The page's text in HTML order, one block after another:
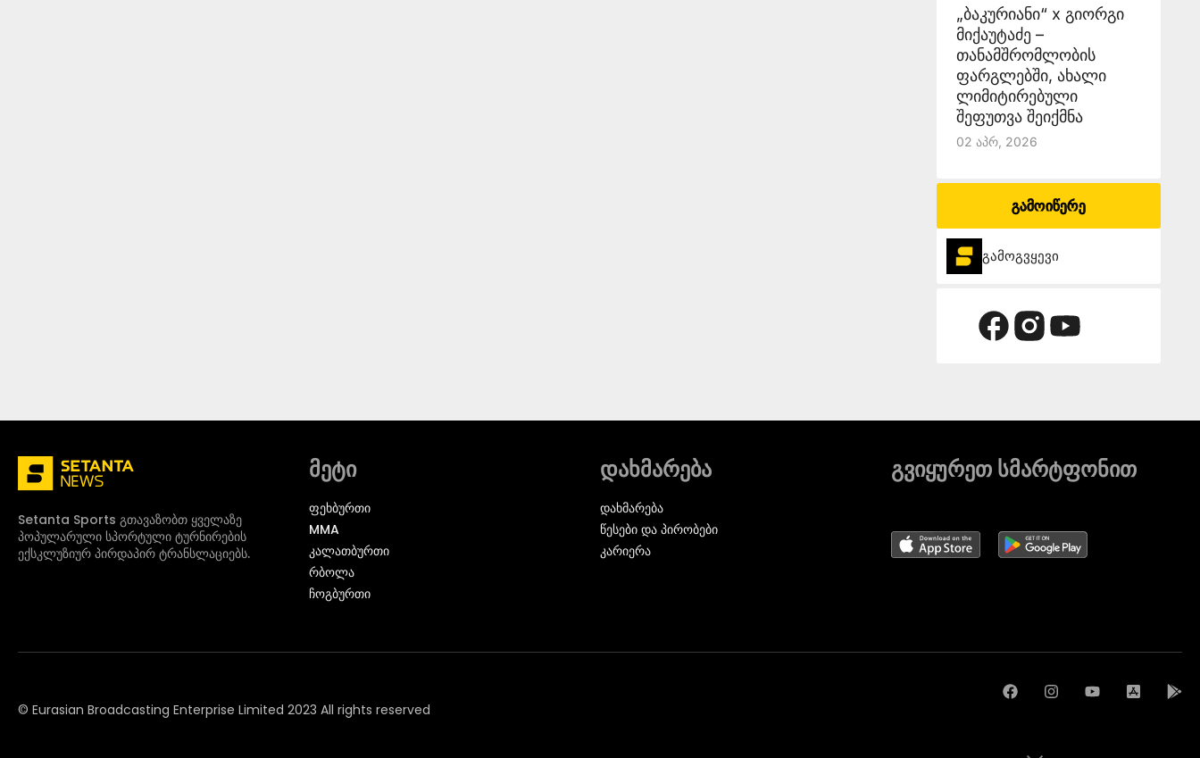
„ბაკურიანი“ x გიორგი
მიქაუტაძე –
თანამშრომლობის
ფარგლებში, ახალი
ლიმიტირებული
შეფუთვა შეიქმნა
02 Აპრ, 2026
გამოიწერე
გამოგვყევი
Setanta Sports გთავაზობთ ყველაზე
პოპულარული სპორტული ტურნირების
ექსკლუზიურ პირდაპირ ტრანსლაციებს.
მეტი
ᲤᲔᲮᲑᲣᲠᲗᲘ
MMA
ᲙᲐᲚᲐᲗᲑᲣᲠᲗᲘ
ᲠᲑᲝᲚᲐ
ᲩᲝᲒᲑᲣᲠᲗᲘ
დახმარება
დახმარება
წესები და პირობები
კარიერა
გვიყურეთ სმარტფონით
© Eurasian Broadcasting Enterprise Limited 2023 All rights reserved